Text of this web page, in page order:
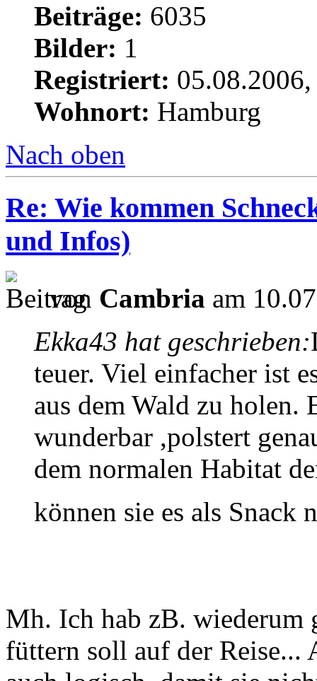
Beiträge: 6035
Bilder: 1
Registriert:
Wohnort: Hamburg
Nach oben
Re: Wie kommen
und Infos)
von Cambria am
Ekka43 hat geschrieben:
teuer. Viel einfacher ist
aus dem Wald zu holen.
wunderbar ,polstert
dem normalen Habitat
können sie es als Snack
Mh. Ich hab zB. wiederum
füttern soll auf der